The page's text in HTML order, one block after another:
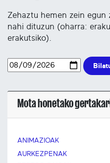
Zehaztu hemen zein egun
nahi dituzun (oharra:
erakutsiko).
Mota honetako
ANIMAZIOAK
AURKEZPENAK